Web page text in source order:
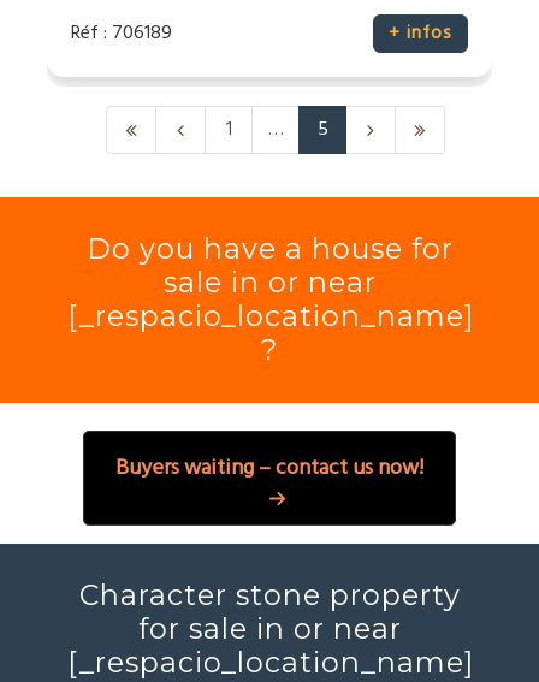
Réf : 706189 + infos
1 … 5
Do you have a house for
sale in or near
[_respacio_location_name]
?
Buyers waiting – contact us now!
Character stone property
for sale in or near
[_respacio_location_name]